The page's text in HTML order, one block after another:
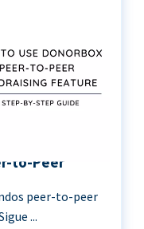
to-Peer
peer-to-peer
...